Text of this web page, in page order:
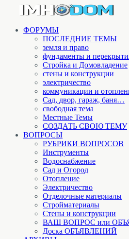
ФОРУМЫ
ПОСЛЕДНИЕ ТЕМЫ
земля и право
фундаменты и
Стройка и Домовладение
стены и конструкции
электричество
коммуникации и
Cад, двор, гараж, баня…
свободная тема
Местные Темы
СОЗДАТЬ СВОЮ ТЕМУ
ВОПРОСЫ
РУБРИКИ ВОПРОСОВ
Инструменты
Водоснабжение
Сад и Огород
Отопление
Электричество
Отделочные материалы
Стройматериалы
Стены и конструкции
ВАШ ВОПРОС или
Доска ОБЪЯВЛЕНИЙ